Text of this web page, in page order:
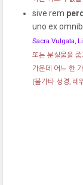
sive rem
uno ex
Sacra Vulgata,
또는 분실물을
가운데 어느 한
(불가타 성경, 레